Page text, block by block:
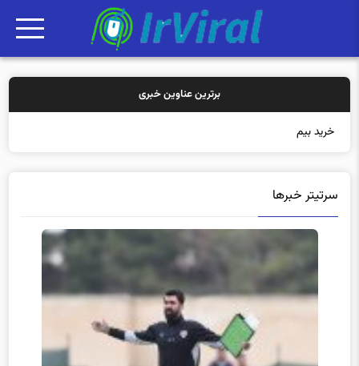
برترین عناوین خبری
خرید بیمه: سنتی یا
سرتیتر خبرها